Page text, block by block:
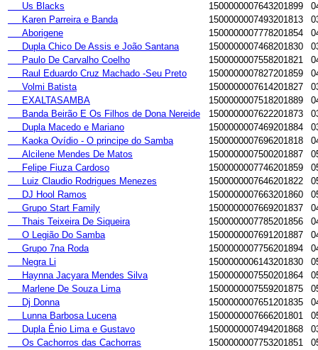
Us Blacks
1500000007643201899
Karen Parreira e Banda
1500000007493201813
Aborigene
1500000007778201854
Dupla Chico De Assis e João Santana
1500000007468201830
Paulo De Carvalho Coelho
1500000007558201821
Raul Eduardo Cruz Machado -Seu Preto
1500000007827201859
Volmi Batista
1500000007614201827
EXALTASAMBA
1500000007518201889
Banda Beirão E Os Filhos de Dona Nereide
1500000007622201873
Dupla Macedo e Mariano
1500000007469201884
Kaoka Ovídio - O principe do Samba
1500000007696201818
Alcilene Mendes De Matos
1500000007500201887
Felipe Fiuza Cardoso
1500000007746201859
Luiz Claudio Rodrigues Menezes
1500000007646201822
DJ Hool Ramos
1500000007663201860
Grupo Start Family
1500000007669201837
Thais Teixeira De Siqueira
1500000007785201856
O Legião Do Samba
1500000007691201887
Grupo 7na Roda
1500000007756201894
Negra Li
1500000006143201830
Haynna Jacyara Mendes Silva
1500000007550201864
Marlene De Souza Lima
1500000007559201875
Dj Donna
1500000007651201835
Lunna Barbosa Lucena
1500000007666201801
Dupla Ênio Lima e Gustavo
1500000007494201868
Os Cachorros das Cachorras
1500000007753201851